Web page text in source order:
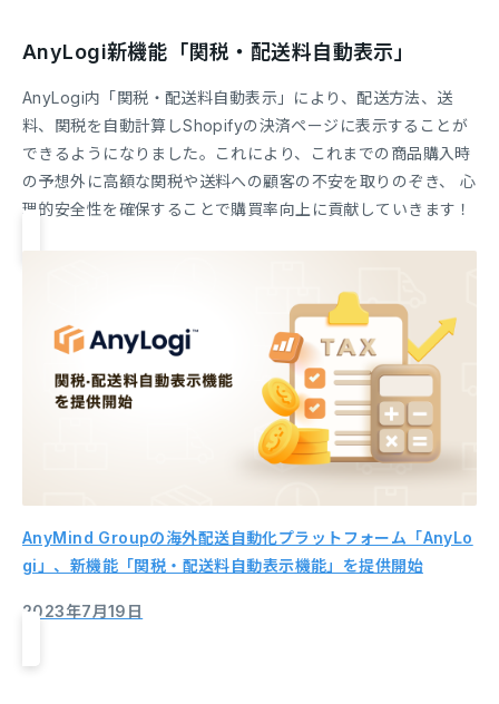
AnyLogi新機能「関税・配送料自動表示」
AnyLogi内「関税・配送料自動表示」により、配送方法、送
料、関税を自動計算しShopifyの決済ページに表示することが
できるようになりました。これにより、これまでの商品購入時
の予想外に高額な関税や送料への顧客の不安を取りのぞき、 心
理的安全性を確保することで購買率向上に貢献していきます！
AnyMind Groupの海外配送自動化プラットフォーム「AnyLo
gi」、新機能「関税・配送料自動表示機能」を提供開始
2023年7月19日